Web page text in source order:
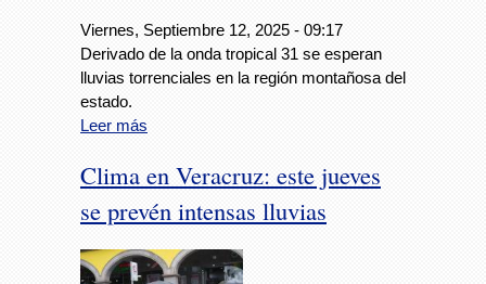
Viernes, Septiembre 12, 2025 - 09:17
Derivado de la onda tropical 31 se esperan
lluvias torrenciales en la región montañosa del
estado.
Leer más
Clima en Veracruz: este jueves
se prevén intensas lluvias